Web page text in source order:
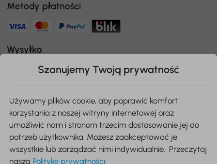
Metody płatności
Wysyłka
Pobierz aplikację Aosom
Szanujemy Twoją prywatność
Używamy plików cookie, aby poprawić komfort
korzystania z naszej witryny internetowej oraz
umożliwić nam i stronom trzecim dostosowanie jej do
potrzeb użytkownika. Możesz zaakceptować je
wszystkie lub zarządzać nimi indywidualnie. Przeczytaj
naszą Politykę prywatności.